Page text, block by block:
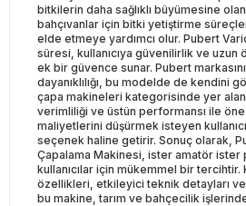
bitkilerin daha sağlıklı büyümesine
bahçıvanlar için bitki yetiştirme
elde etmeye yardımcı olur. Pubert
süresi, kullanıcıya güvenilirlik ve uzun
ek bir güvence sunar. Pubert
dayanıklılığı, bu modelde de kendini
çapa makineleri kategorisinde yer
verimliliği ve üstün performansı ile öne
maliyetlerini düşürmek isteyen
seçenek haline getirir. Sonuç olarak,
Çapalama Makinesi, ister amatör
kullanıcılar için mükemmel bir tercihtir.
özellikleri, etkileyici teknik detayları ve
bu makine, tarım ve bahçecilik